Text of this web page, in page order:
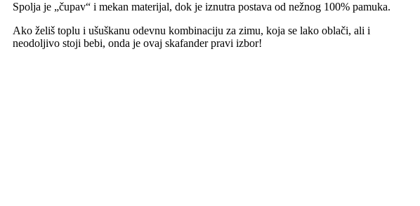
Spolja je „čupav“ i mekan materijal, dok je iznutra postava od nežnog 100% pamuka.
Ako želiš toplu i ušuškanu odevnu kombinaciju za zimu, koja se lako oblači, ali i
neodoljivo stoji bebi, onda je ovaj skafander pravi izbor!